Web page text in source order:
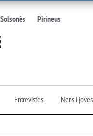
Solsonès Pirineus
Entrevistes Nens i joves